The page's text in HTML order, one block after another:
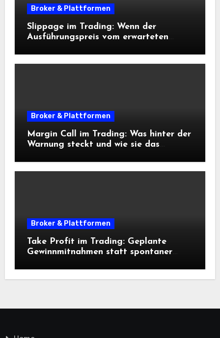
Broker & Plattformen
Slippage im Trading: Wenn der
Ausführungspreis vom erwarteten
Broker & Plattformen
Margin Call im Trading: Was hinter der
Warnung steckt und wie sie das
Broker & Plattformen
Take Profit im Trading: Geplante
Gewinnmitnahmen statt spontaner